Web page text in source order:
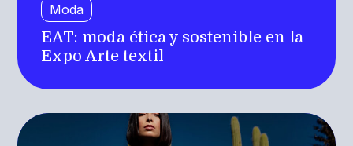
Moda
EAT: moda ética y sostenible en la
Expo Arte textil